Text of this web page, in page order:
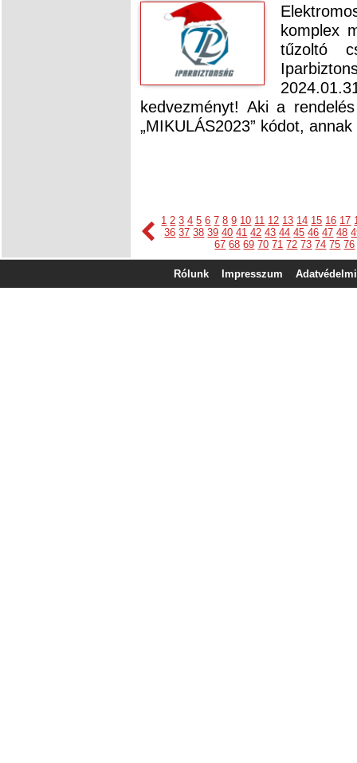
komplex
tűzoltó
kedvezményt! Aki a
„MIKULÁS2023” kódot,
1 2 3 4 5 6 7 8 9 10 11 12 13 14 15 16 17
36 37 38 39 40 41 42 43 44 45 46 47 48
67 68 69 70 71 72 73 74 75 76
Rólunk Impresszum